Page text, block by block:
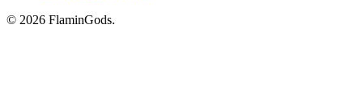
© 2026 FlaminGods.